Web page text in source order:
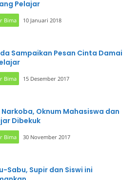
Pelajar
Bima 10 Januari 2018
Sampaikan Pesan Cinta Damai
Bima 15 Desember 2017
Narkoba, Oknum Mahasiswa dan
Dibekuk
Bima 30 November 2017
Sabu, Supir dan Siswi ini